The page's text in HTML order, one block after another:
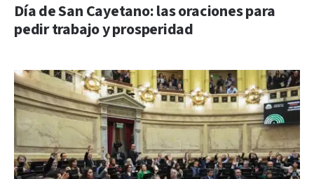
Día de San Cayetano: las oraciones para
pedir trabajo y prosperidad